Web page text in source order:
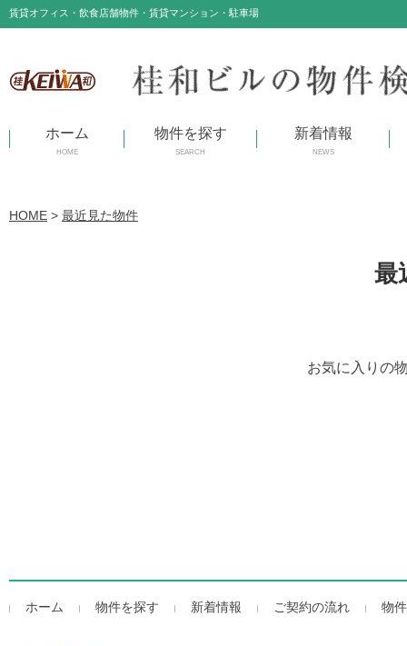
賃貸オフィス・飲食店舗物件・賃貸マンション・駐車場
ホーム
HOME
物件を探す
SEARCH
新着情報
NEWS
HOME > 最近見た物件
最
お気に入りの
ホーム 物件を探す 新着情報 ご契約の流れ 物